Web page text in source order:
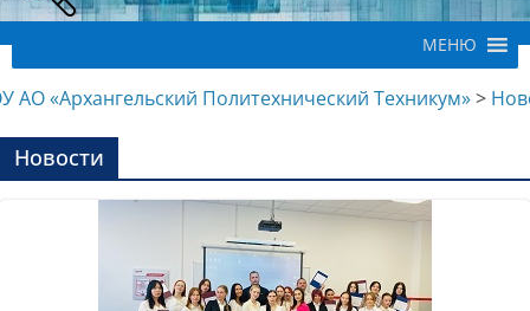
МЕНЮ
АО «Архангельский Политехнический Техникум»>
Новости